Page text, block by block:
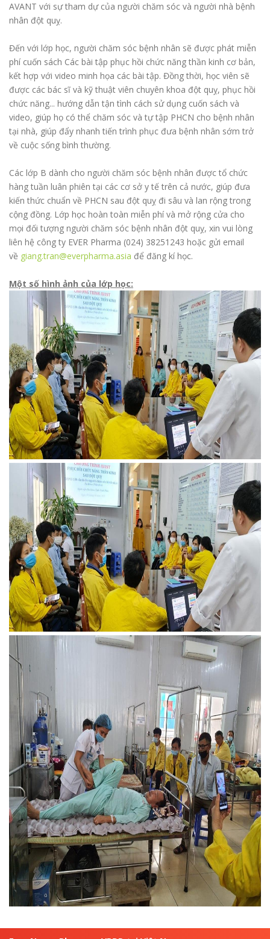
AVANT với sự tham dự của người chăm sóc và người nhà bệnh
nhân đột quỵ.
Đến với lớp học, người chăm sóc bệnh nhân sẽ được phát miễn
phí cuốn sách Các bài tập phục hồi chức năng thần kinh cơ bản,
kết hợp với video minh họa các bài tập. Đồng thời, học viên sẽ
được các bác sĩ và kỹ thuật viên chuyên khoa đột quỵ, phục hồi
chức năng... hướng dẫn tận tình cách sử dụng cuốn sách và
video, giúp họ có thể chăm sóc và tự tập PHCN cho bệnh nhân
tại nhà, giúp đẩy nhanh tiến trình phục đưa bệnh nhân sớm trở
về cuộc sống bình thường.
Các lớp B dành cho người chăm sóc bệnh nhân được tổ chức
hàng tuần luân phiên tại các cơ sở y tế trên cả nước, giúp đưa
kiến thức chuẩn về PHCN sau đột quỵ đi sâu và lan rộng trong
cộng đồng. Lớp học hoàn toàn miễn phí và mở rộng cửa cho
mọi đối tượng người chăm sóc bệnh nhân đột quỵ, xin vui lòng
liên hệ công ty EVER Pharma (024) 38251243 hoặc gửi email
về giang.tran@everpharma.asia để đăng kí học.
Một số hình ảnh của lớp học: